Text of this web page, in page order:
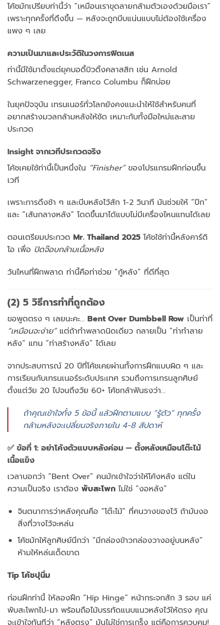
โค้ชมักเปรียบท่านี้ว่า “เหมือนเราขุดลายกล้ามตัวเองด้วยมือเรา”
เพราะทุกครั้งที่ดึงขึ้น — หลังจะถูกบีบแน่นแบบไม่ต้องใช้เครื่อง
แพง ๆ เลย
ความเป็นมาและประวัติในวงการฟิตเนส
ท่านี้มีใช้มาตั้งแต่ยุคบอดี้บิวดิ้งคลาสสิก เช่น Arnold
Schwarzenegger, Franco Columbu ก็ฝึกบ่อย
ในยุคปัจจุบัน เทรนเนอร์ทั่วโลกยังคงแนะนำให้ใช้สำหรับคนที่
อยากสร้างมวลกล้ามหลังให้ชัด เหมาะกับทั้งมือใหม่และสาย
ประกวด
Insight จากเวทีประกวดจริง
โค้ชเคยใช้ท่านี้เป็นหนึ่งใน “Finisher”ของโปรแกรมฝึกก่อนขึ้น
เวที
เพราะการดึงช้า ๆ และบีบหลังไว้สัก 1-2 วินาที มันช่วยให้ “ปีก”
และ “เส้นกลางหลัง” โดดขึ้นมาได้แบบไม่มีเครื่องไหนแทนได้เลย
ตอนเตรียมประกวด Mr. Thailand 2025 โค้ชใช้ท่านี้หลังคาร์ดิ
โอ เพื่อ ปิดจ๊อบกล้ามเนื้อหลัง
วันไหนที่ฝึกพลาด ท่านี้คือท่าช่วย “กู้หลัง” ที่ดีที่สุด
(2) 5 วิธีการทำที่ถูกต้อง
ขอพูดตรง ๆ เลยนะคะ… Bent Over Dumbbell Row เป็นท่าที่
“เหมือนจะง่าย”แต่ถ้าทำพลาดนิดเดียว กลายเป็น “ท่าทำลาย
หลัง” แทน “ท่าสร้างหลัง” ได้เลย
จากประสบการณ์ 20 ปีที่โค้ชเคยผ่านทั้งการฝึกแบบผิด ๆ และ
การเรียนกับเทรนเนอร์ระดับประเทศ รวมถึงการเทรนลูกศิษย์
ตั้งแต่วัย 20 ไปจนถึงวัย 60+ โค้ชกล้าฟันธงว่า…
ถ้าคุณเข้าใจทั้ง 5 ข้อนี้ แล้วฝึกตามแบบ “รู้ตัว” ทุกครั้ง
กล้ามหลังจะเปลี่ยนจริงภายใน 4-8 สัปดาห์
✅ ข้อที่ 1: อย่าโค้งตัวแบบหลังค่อม — ตั้งหลังเหมือนโต๊ะไม้
เนื้อแข็ง
เวลาบอกว่า “Bent Over” คนมักเข้าใจว่าให้โค้งหลัง แต่ใน
ความเป็นจริง เราต้อง พับสะโพก ไม่ใช่ “งอหลัง”
จินตนาการว่าหลังคุณคือ “โต๊ะไม้” ที่คนวางของไว้ ถ้ามันงอ
สิ่งที่วางไว้จะหล่น
โค้ชมักให้ลูกศิษย์นึกว่า “มีกล่องข้าวกล่องวางอยู่บนหลัง”
ห้ามให้หล่นเด็ดขาด
Tip โค้ชปุนิ่ม
ก่อนฝึกท่านี้ ให้ลองฝึก “Hip Hinge” หน้ากระจกสัก 3 รอบ แค่
พับสะโพกไป-มา พร้อมถือไม้บรรทัดแนบแนวหลังไว้ให้ตรง คุณ
จะเข้าใจทันทีว่า “หลังตรง” มันไม่ใช่การเกร็ง แต่คือการควบคุม!